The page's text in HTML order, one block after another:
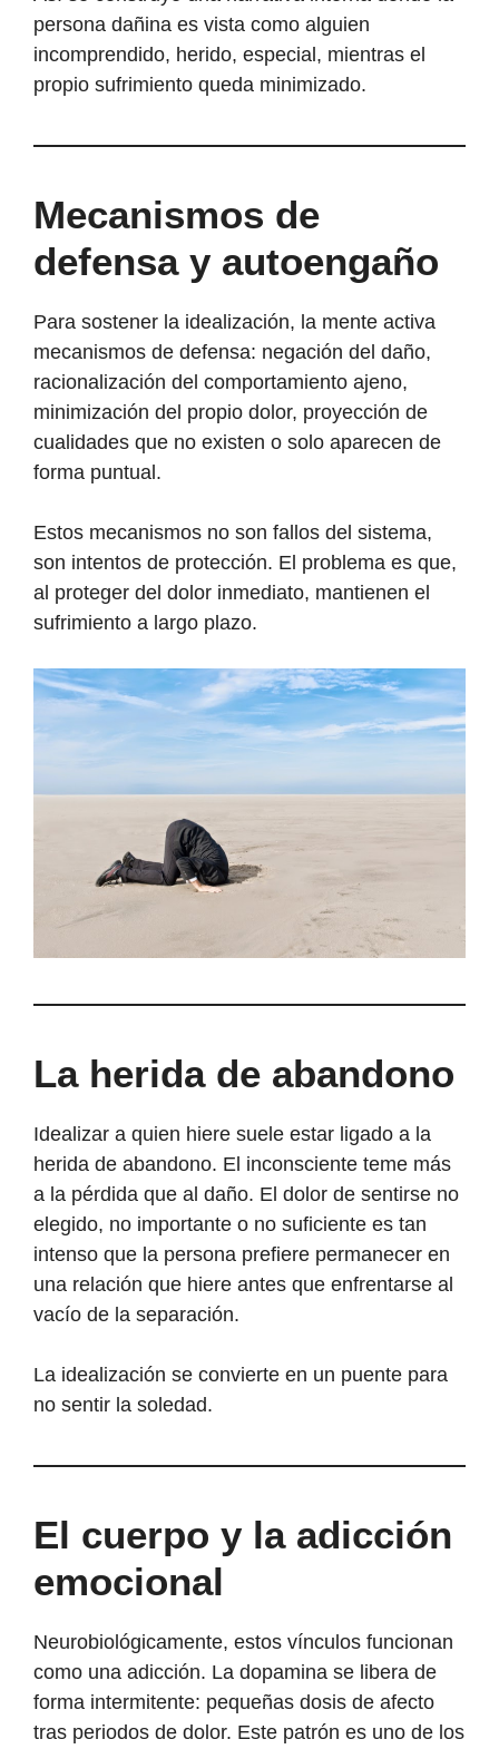
persona dañina es vista como alguien
incomprendido, herido, especial, mientras el
propio sufrimiento queda minimizado.
Mecanismos de
defensa y autoengaño
Para sostener la idealización, la mente activa
mecanismos de defensa: negación del daño,
racionalización del comportamiento ajeno,
minimización del propio dolor, proyección de
cualidades que no existen o solo aparecen de
forma puntual.
Estos mecanismos no son fallos del sistema,
son intentos de protección. El problema es que,
al proteger del dolor inmediato, mantienen el
sufrimiento a largo plazo.
La herida de abandono
Idealizar a quien hiere suele estar ligado a la
herida de abandono. El inconsciente teme más
a la pérdida que al daño. El dolor de sentirse no
elegido, no importante o no suficiente es tan
intenso que la persona prefiere permanecer en
una relación que hiere antes que enfrentarse al
vacío de la separación.
La idealización se convierte en un puente para
no sentir la soledad.
El cuerpo y la adicción
emocional
Neurobiológicamente, estos vínculos funcionan
como una adicción. La dopamina se libera de
forma intermitente: pequeñas dosis de afecto
tras periodos de dolor. Este patrón es uno de los